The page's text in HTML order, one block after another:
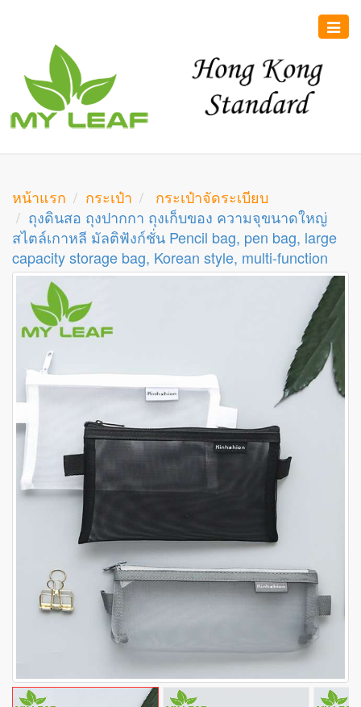
Toggle
หน้าแรก กระเป๋า
กระเป๋าจัดระเบียบ
ถุงดินสอ ถุงปากกา ถุงเก็บของ ความจุขนาดใหญ่
สไตล์เกาหลี มัลติฟังก์ชั่น Pencil bag, pen bag, large
capacity storage bag, Korean style, multi-function